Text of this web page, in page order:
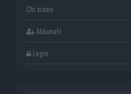
Chi siamo
Abbonati
Login